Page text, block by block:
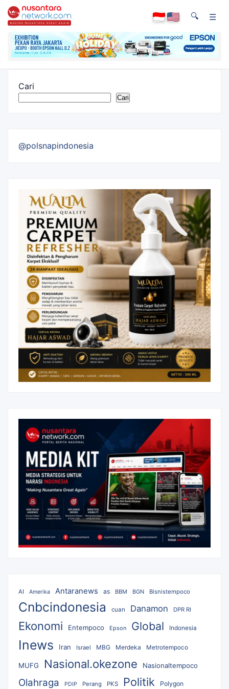
🔍 ☰
Cari
Cari
@polsnapindonesia
AI Amerika Antaranews as BBM BGN Bisnistempoco
Cnbcindonesia cuan Danamon DPR RI
Ekonomi Entempoco Epson Global Indonesia
Inews Iran Israel MBG Merdeka Metrotempoco
MUFG Nasional.okezone Nasionaltempoco
Olahraga PDIP Perang PKS Politik Polygon